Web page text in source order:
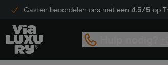
Gasten beoordelen ons met een 4.5/5 op